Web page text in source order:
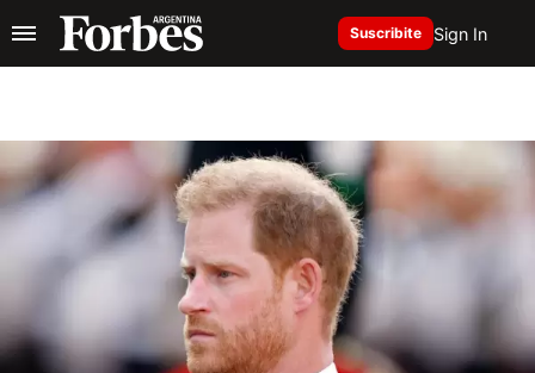
Suscribite Sign In